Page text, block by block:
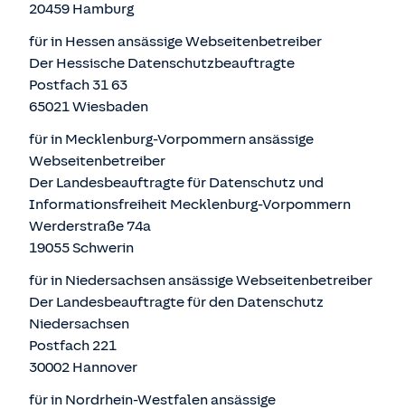
20459 Hamburg
für in Hessen ansässige Webseitenbetreiber
Der Hessische Datenschutzbeauftragte
Postfach 31 63
65021 Wiesbaden
für in Mecklenburg-Vorpommern ansässige
Webseitenbetreiber
Der Landesbeauftragte für Datenschutz und
Informationsfreiheit Mecklenburg-Vorpommern
Werderstraße 74a
19055 Schwerin
für in Niedersachsen ansässige Webseitenbetreiber
Der Landesbeauftragte für den Datenschutz
Niedersachsen
Postfach 221
30002 Hannover
für in Nordrhein-Westfalen ansässige